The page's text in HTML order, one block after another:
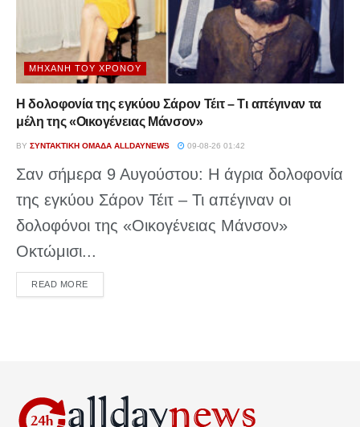
ΜΗΧΑΝΉ ΤΟΥ ΧΡΌΝΟΥ
Η δολοφονία της εγκύου Σάρον Τέιτ – Τι απέγιναν τα
μέλη της «Οικογένειας Μάνσον»
BY ΣΥΝΤΑΚΤΙΚΉ ΟΜΆΔΑ ALLDAYNEWS 09-08-26 01:42
Σαν σήμερα 9 Αυγούστου: Η άγρια δολοφονία
της εγκύου Σάρον Τέιτ – Τι απέγιναν οι
δολοφόνοι της «Οικογένειας Μάνσον»
Οκτώμισι...
READ MOREDETAILS